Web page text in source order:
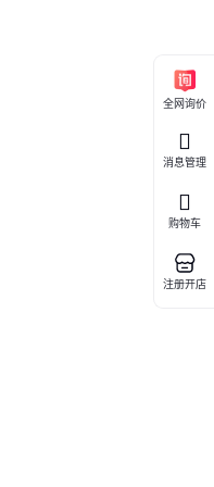
全网询价
消息管理
购物车
注册开店